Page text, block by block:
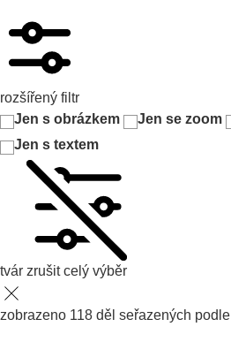
rozšířený filtr
Jen s obrázkem
Jen se zoom
Jen s textem
tvár zrušit celý výběr
zobrazeno 118 děl seřazených podle